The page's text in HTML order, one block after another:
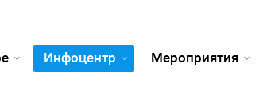
Инфоцентр Мероприятия